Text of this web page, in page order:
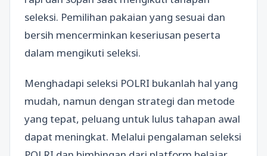
seleksi. Pemilihan pakaian yang sesuai dan
bersih mencerminkan keseriusan peserta
dalam mengikuti seleksi.
Menghadapi seleksi POLRI bukanlah hal yang
mudah, namun dengan strategi dan metode
yang tepat, peluang untuk lulus tahapan awal
dapat meningkat. Melalui pengalaman seleksi